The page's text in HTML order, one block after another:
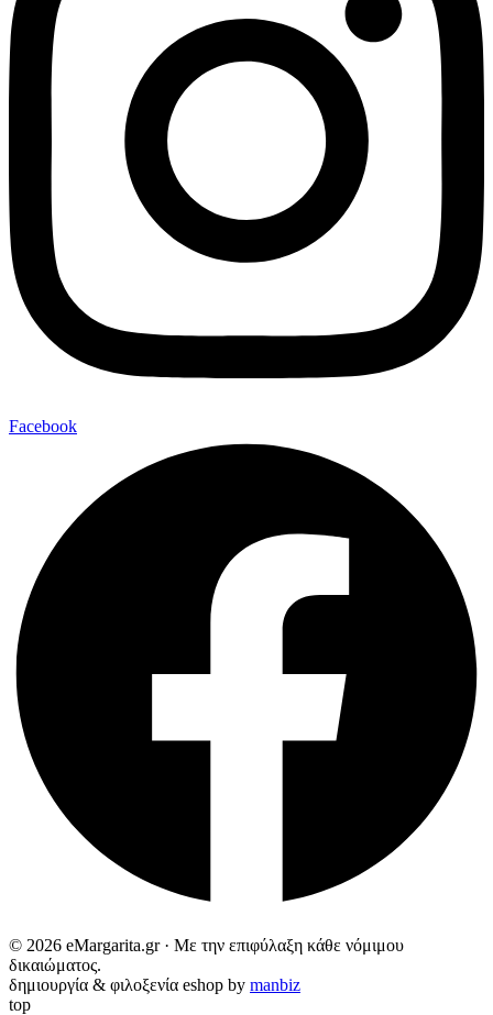
Facebook
© 2026 eMargarita.gr · Με την επιφύλαξη κάθε νόμιμου
δικαιώματος.
δημιουργία & φιλοξενία eshop by manbiz
top